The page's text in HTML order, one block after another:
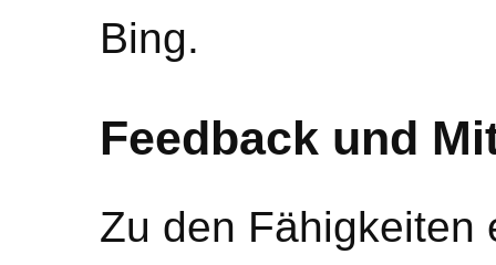
Bing.
Feedback und
Zu den Fähigkeiten